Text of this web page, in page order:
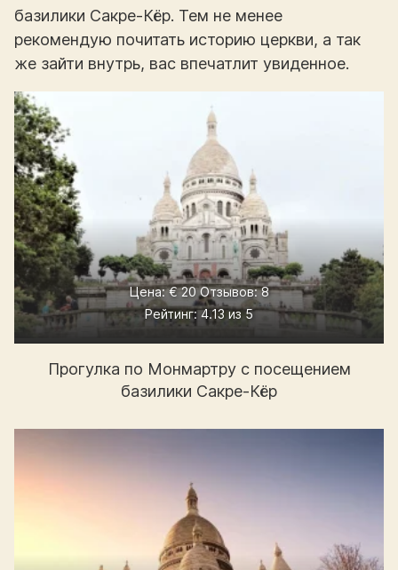
базилики Сакре-Кёр. Тем не менее
рекомендую почитать историю церкви, а так
же зайти внутрь, вас впечатлит увиденное.
Цена: € 20 Отзывов: 8
Рейтинг: 4.13 из 5
Прогулка по Монмартру с посещением
базилики Сакре-Кёр